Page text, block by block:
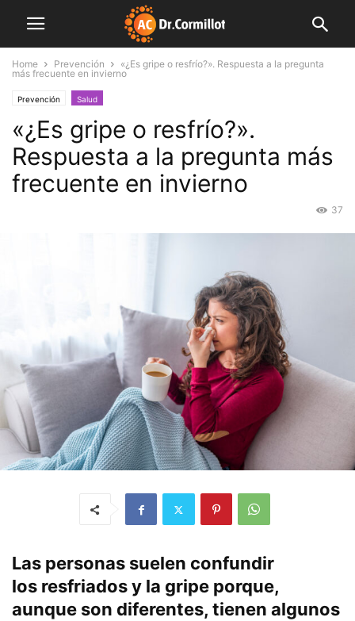
Home Prevención
«¿Es gripe o resfrío?». Respuesta a la pregunta
más frecuente en invierno
Prevención Salud
«¿Es gripe o resfrío?».
Respuesta a la pregunta más
frecuente en invierno
37
Las personas suelen confundir
los resfriadosy la gripe porque,
aunque son diferentes, tienen algunos